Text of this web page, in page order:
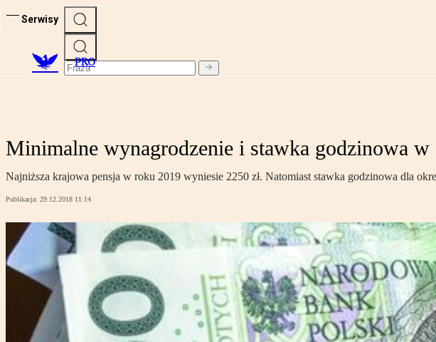
Serwisy
PRO
Minimalne wynagrodzenie i stawka godzinowa
Najniższa krajowa pensja w roku 2019 wyniesie 2250 zł. Natomiast stawka godzinowa dla
Publikacja: 29.12.2018 11:14